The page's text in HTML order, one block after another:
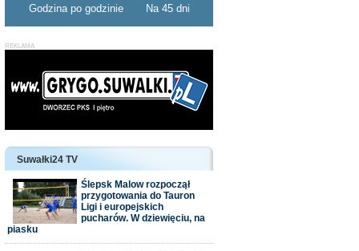
Godzina po godzinie Na 45 dni
Suwałki24 TV
Ślepsk Malow rozpoczął
przygotowania do Tauron
Ligi i europejskich
pucharów. W dziewięciu, na
piasku